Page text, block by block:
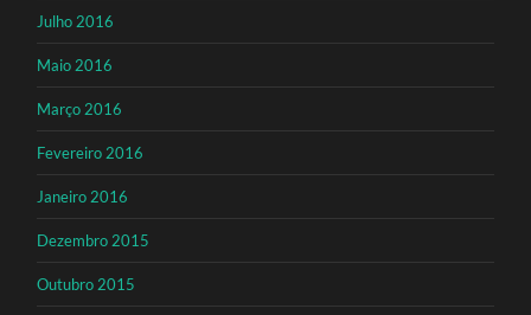
Julho 2016
Maio 2016
Março 2016
Fevereiro 2016
Janeiro 2016
Dezembro 2015
Outubro 2015